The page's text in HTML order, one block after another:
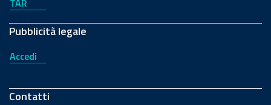
TAR
Pubblicità legale
Accedi
Contatti